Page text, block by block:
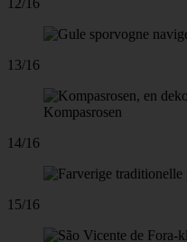
13/16
Kompasrosen
14/16
15/16